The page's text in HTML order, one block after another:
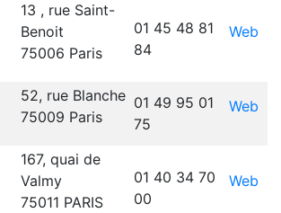
13 , rue Saint-
Benoit
75006 Paris
01 45 48 81
84
Web
52, rue Blanche
75009 Paris
01 49 95 01
75
Web
167, quai de
Valmy
75011 PARIS
01 40 34 70
00
Web